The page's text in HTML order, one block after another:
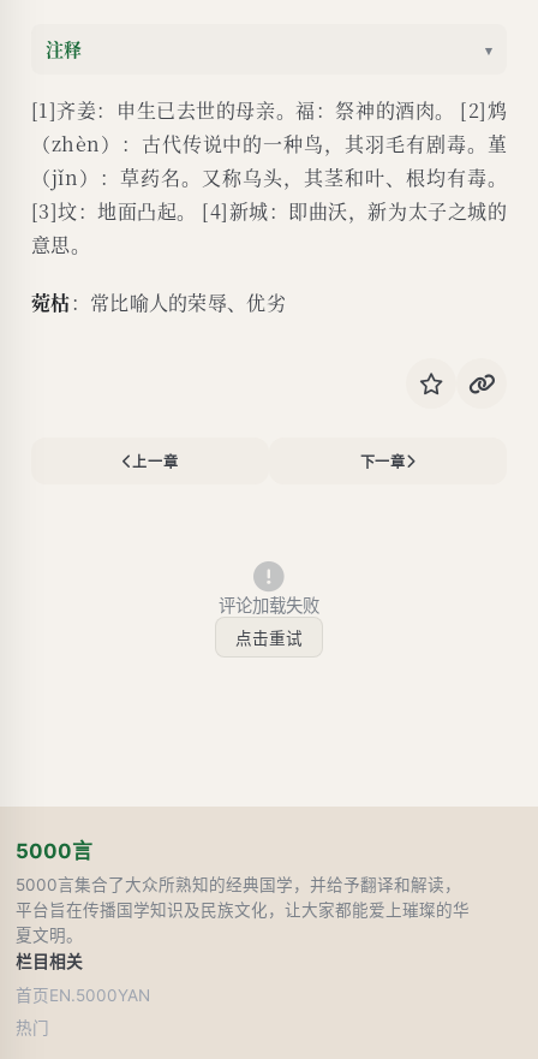
注释 ▾
[1]齐姜：申生已去世的母亲。福：祭神的酒肉。 [2]鸩
（zhèn）：古代传说中的一种鸟，其羽毛有剧毒。堇
（jǐn）：草药名。又称乌头，其茎和叶、根均有毒。
[3]坟：地面凸起。 [4]新城：即曲沃，新为太子之城的
意思。
菀枯：常比喻人的荣辱、优劣
上一章 下一章
评论加载失败
点击重试
5000言
5000言集合了大众所熟知的经典国学，并给予翻译和解读，
平台旨在传播国学知识及民族文化，让大家都能爱上璀璨的华
夏文明。
栏目
首页
热门
相关
EN.5000YAN